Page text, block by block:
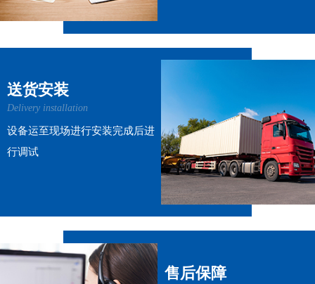
送货安装
Delivery installation
设备运至现场进行安装完成后进
行调试
售后保障